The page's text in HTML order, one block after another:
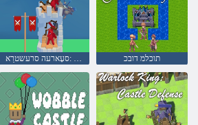
המחלמ עלטסַאק :סעָארעה סרעשטרַא תוכלמ דובכ